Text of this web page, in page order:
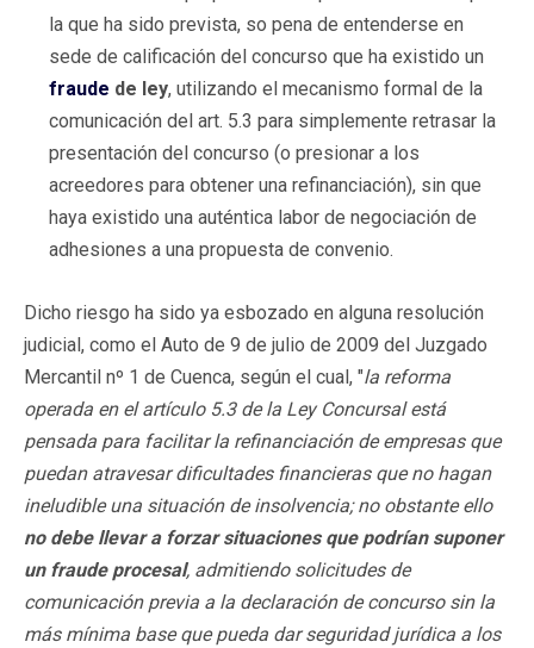
la que ha sido prevista, so pena de entenderse en
sede de calificación del concurso que ha existido un
fraude de ley, utilizando el mecanismo formal de la
comunicación del art. 5.3 para simplemente retrasar la
presentación del concurso (o presionar a los
acreedores para obtener una refinanciación), sin que
haya existido una auténtica labor de negociación de
adhesiones a una propuesta de convenio.
Dicho riesgo ha sido ya esbozado en alguna resolución
judicial, como el Auto de 9 de julio de 2009 del Juzgado
Mercantil nº 1 de Cuenca, según el cual, "la reforma
operada en el artículo 5.3 de la Ley Concursal está
pensada para facilitar la refinanciación de empresas que
puedan atravesar dificultades financieras que no hagan
ineludible una situación de insolvencia; no obstante ello
no debe llevar a forzar situaciones que podrían suponer
un fraude procesal, admitiendo solicitudes de
comunicación previa a la declaración de concurso sin la
más mínima base que pueda dar seguridad jurídica a los